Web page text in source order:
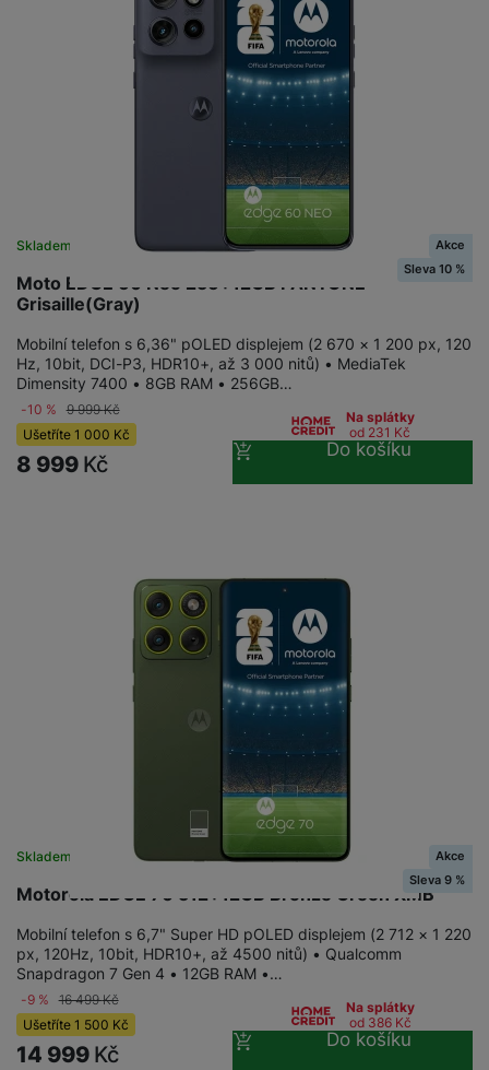
Moto EDGE 60 Neo 256+12GB PANTONE
Grisaille(Gray)
Skladem na prodejně na 11 prodejnách
Akce
Sleva 10 %
Mobilní telefon s 6,36" pOLED displejem (2 670 × 1 200 px, 120
Hz, 10bit, DCI-P3, HDR10+, až 3 000 nitů) • MediaTek
Dimensity 7400 • 8GB RAM • 256GB…
-10 % 9 999Kč
Ušetříte 1 000 Kč
8 999 Kč
Na splátky
od 231 Kč
Do košíku
Motorola EDGE 70 512+12GB Bronze Green XMB
Skladem
Akce
Sleva 9 %
Mobilní telefon s 6,7" Super HD pOLED displejem (2 712 × 1 220
px, 120Hz, 10bit, HDR10+, až 4500 nitů) • Qualcomm
Snapdragon 7 Gen 4 • 12GB RAM •…
-9 % 16 499Kč
Ušetříte 1 500 Kč
14 999 Kč
Na splátky
od 386 Kč
Do košíku